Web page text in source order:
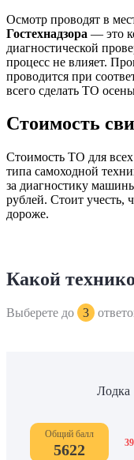
Осмотр проводят в
Гостехнадзора — это
диагностической
процесс не влияет.
проводится при
всего сделать ТО
Стоимость
Стоимость ТО для
типа самоходной
за диагностику
рублей. Стоит учесть,
дороже.
Какой
Выберете до 3
Лодка
Общий балл
5622